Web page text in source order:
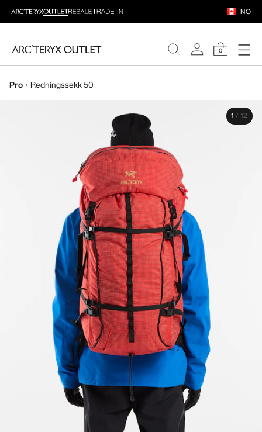
NO
0
DAMER
Pro Redningssekk 50
1 / 12